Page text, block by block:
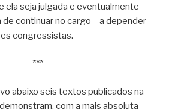
ela seja julgada e eventualmente
continuar no cargo – a depender
congressistas.
***
abaixo seis textos publicados na
com a mais absoluta